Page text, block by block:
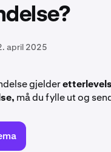
april 2025
gjelder
må du fylle ut og